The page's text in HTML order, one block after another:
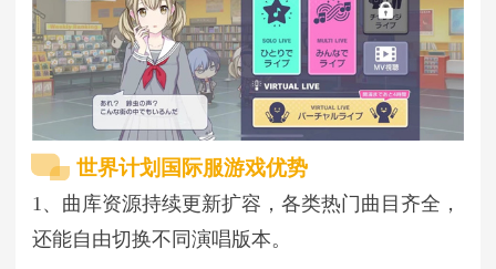
世界计划国际服游戏优势
1、曲库资源持续更新扩容，各类热门曲目齐全，
还能自由切换不同演唱版本。